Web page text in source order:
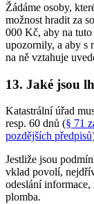
Žádáme osoby,
možnost hradit za
000 Kč, aby na
upozornily, a aby s
na ně vztahuje
13. Jaké jsou
Katastrální úřad
resp. 60 dnů (§ 71
pozdějších předpisů
Jestliže jsou
vklad povolí,
odeslání
plomba.